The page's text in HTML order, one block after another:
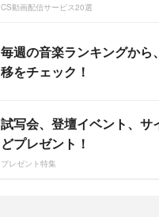
CS動画配信サービス20選
毎週の音楽ランキングから
移をチェック！
試写会、登壇イベント、サ
どプレゼント！
プレゼント特集